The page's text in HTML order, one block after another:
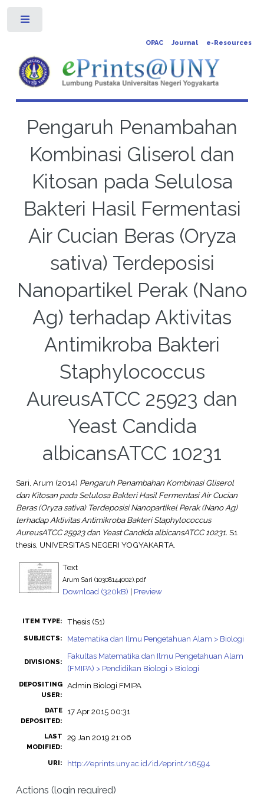
OPAC Journal e-Resources
Pengaruh Penambahan
Kombinasi Gliserol dan
Kitosan pada Selulosa
Bakteri Hasil Fermentasi
Air Cucian Beras (Oryza
sativa) Terdeposisi
Nanopartikel Perak (Nano
Ag) terhadap Aktivitas
Antimikroba Bakteri
Staphylococcus
AureusATCC 25923 dan
Yeast Candida
albicansATCC 10231
Sari, Arum (2014) Pengaruh Penambahan Kombinasi Gliserol
dan Kitosan pada Selulosa Bakteri Hasil Fermentasi Air Cucian
Beras (Oryza sativa) Terdeposisi Nanopartikel Perak (Nano Ag)
terhadap Aktivitas Antimikroba Bakteri Staphylococcus
AureusATCC 25923 dan Yeast Candida albicansATCC 10231. S1
thesis, UNIVERSITAS NEGERI YOGYAKARTA.
Text
Arum Sari (10308144002).pdf
Download (320kB) | Preview
ITEM TYPE: Thesis (S1)
SUBJECTS: Matematika dan Ilmu Pengetahuan Alam > Biologi
DIVISIONS:
Fakultas Matematika dan Ilmu Pengetahuan Alam
(FMIPA) > Pendidikan Biologi > Biologi
DEPOSITING
USER:
Admin Biologi FMIPA
DATE
DEPOSITED:
17 Apr 2015 00:31
LAST
MODIFIED:
29 Jan 2019 21:06
URI: http://eprints.uny.ac.id/id/eprint/16594
Actions (login required)